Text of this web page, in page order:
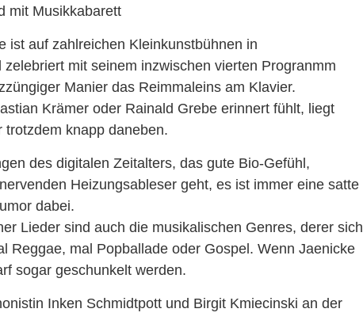
mit Musikkabarett
ist auf zahlreichen Kleinkunstbühnen in
mit seinem inzwischen vierten Progranmm
Manier das Reimmaleins am Klavier.
Krämer oder Rainald Grebe erinnert fühlt, liegt
knapp daneben.
des digitalen Zeitalters, das gute Bio-Gefühl,
Heizungsableser geht, es ist immer eine satte
dabei.
Lieder sind auch die musikalischen Genres, derer sich
Reggae, mal Popballade oder Gospel. Wenn Jaenicke
sogar geschunkelt werden.
Inken Schmidtpott und Birgit Kmiecinski an der